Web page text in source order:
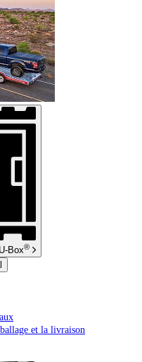
U-Box®
et la livraison